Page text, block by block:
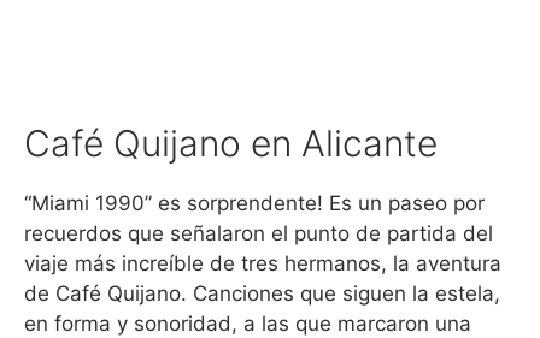
Café Quijano en Alicante
“Miami 1990” es sorprendente! Es un paseo por
recuerdos que señalaron el punto de partida del
viaje más increíble de tres hermanos, la aventura
de Café Quijano. Canciones que siguen la estela,
en forma y sonoridad, a las que marcaron una